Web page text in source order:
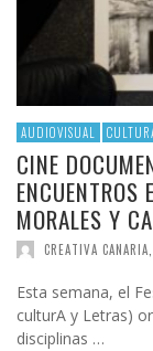
AUDIOVISUAL
CINE
MORALES Y
CREATIVA CANARIA
Esta semana, el
culturA y Letras)
disciplinas …